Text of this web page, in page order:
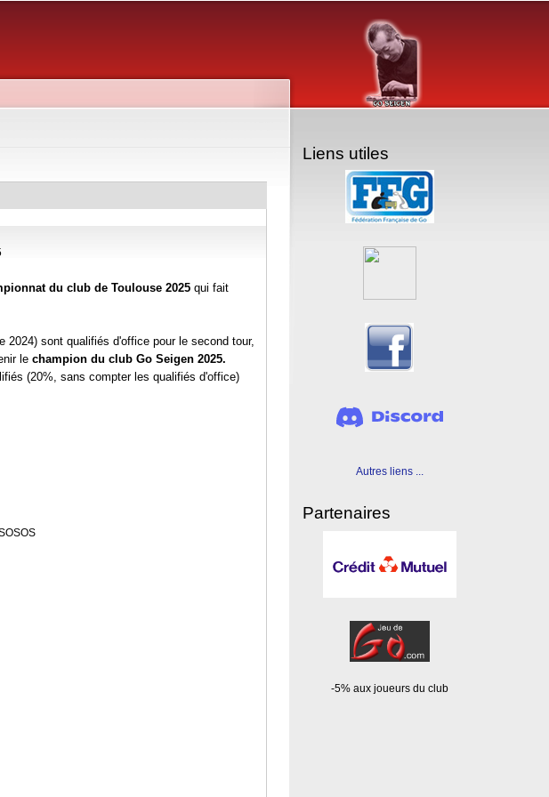
du club de Toulouse 2025 qui fait
sont qualifiés d'office pour le second tour,
lechampion du club Go Seigen 2025.
(20%, sans compter les qualifiés d'office)
mail)
Liens utiles
Autres liens ...
Partenaires
-5% aux joueurs du club